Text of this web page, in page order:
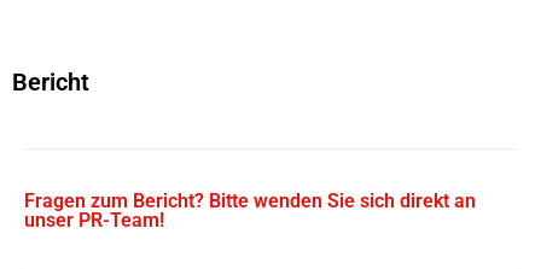
Bericht
Fragen zum Bericht? Bitte wenden Sie sich direkt an
unser PR-Team!